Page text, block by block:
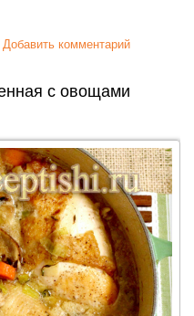
Добавить комментарий
с овощами